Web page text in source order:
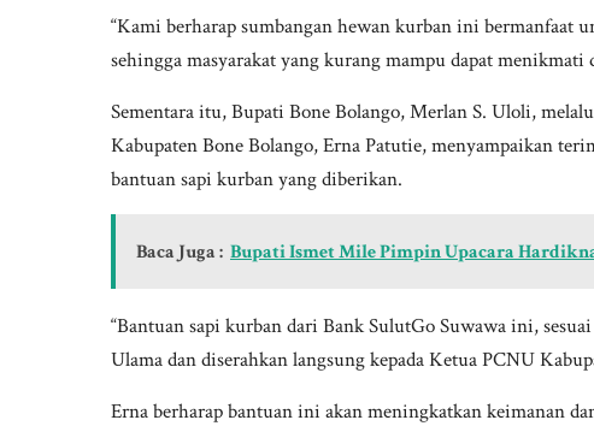
“Kami berharap sumbangan hewan kurban ini bermanfaat
sehingga masyarakat yang kurang mampu dapat
Sementara itu, Bupati Bone Bolango, Merlan S. Uloli,
Kabupaten Bone Bolango, Erna Patutie, menyampaikan
bantuan sapi kurban yang diberikan.
Baca Juga : Bupati Ismet Mile Pimpin Upacara
“Bantuan sapi kurban dari Bank SulutGo Suwawa ini,
Ulama dan diserahkan langsung kepada Ketua PCNU
Erna berharap bantuan ini akan meningkatkan keimanan